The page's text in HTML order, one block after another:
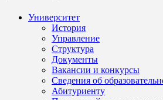
Университет
История
Управление
Структура
Документы
Вакансии и конкурсы
Сведения об
Абитуриенту